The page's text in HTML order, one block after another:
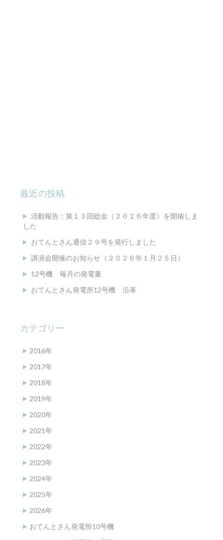
最近の投稿
活動報告：第１３回総会（２０２６年度）を開催しま
した
おてんとさん通信２９号を発行しました
講演会開催のお知らせ（２０２６年１月２５日）
12号機 毎月の発電量
おてんとさん発電所12号機 沿革
カテゴリー
2016年
2017年
2018年
2019年
2020年
2021年
2022年
2023年
2024年
2025年
2026年
おてんとさん発電所10号機